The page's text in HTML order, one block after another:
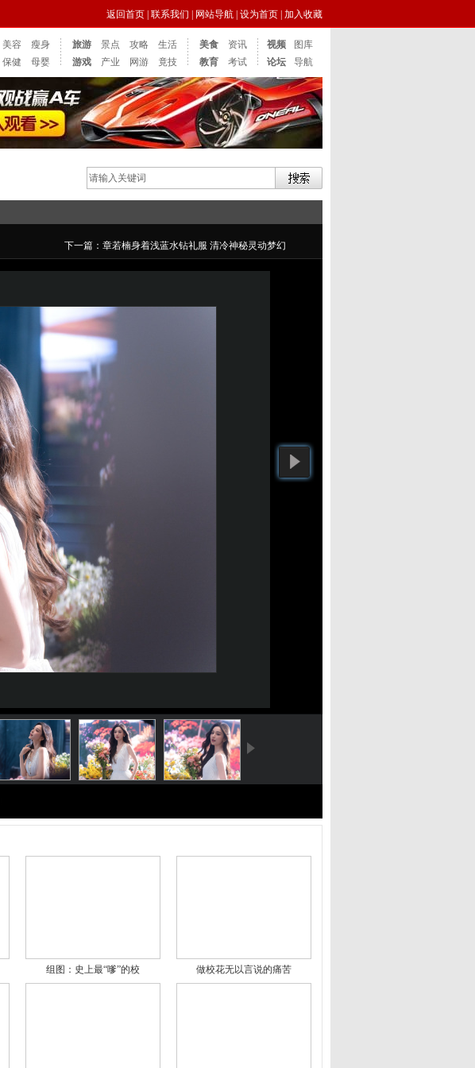
返回首页 联系我们 网站导航 设为首页 加入收藏
美容
瘦身
保健 母婴
旅游 景点 攻略
生活
游戏
产业 网游 竟技
美食
资讯
教育
考试
视频
图库
论坛
导航
下一篇： 章若楠身着浅蓝水钻礼服 清冷神秘灵动梦幻
组图：史上最“嗲”的校 做校花无以言说的痛苦